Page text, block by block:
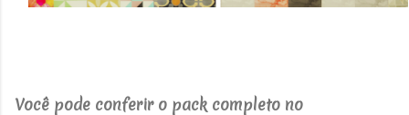
Você pode conferir o pack completo no